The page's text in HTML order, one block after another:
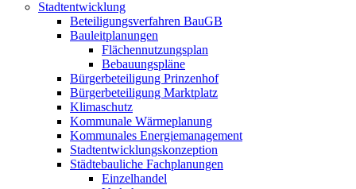
Stadtentwicklung
Beteiligungsverfahren BauGB
Bauleitplanungen
Flächennutzungsplan
Bebauungspläne
Bürgerbeteiligung Prinzenhof
Bürgerbeteiligung Marktplatz
Klimaschutz
Kommunale Wärmeplanung
Kommunales Energiemanagement
Stadtentwicklungskonzeption
Städtebauliche Fachplanungen
Einzelhandel